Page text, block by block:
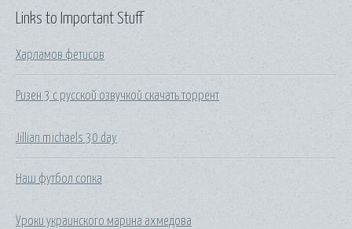
Links to Important Stuff
Харламов фетисов
Ризен 3 с русской озвучкой скачать торрент
Jillian michaels 30 day
Наш футбол сопка
Уроки украинского марина ахмедова